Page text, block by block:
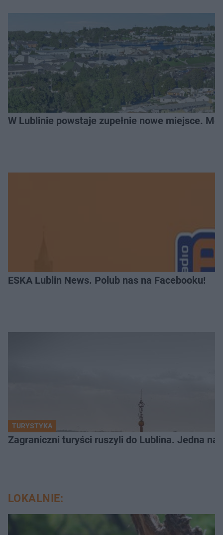
W Lublinie powstaje zupełnie nowe miejsce.
ESKA Lublin News. Polub nas na Facebooku!
TURYSTYKA
Zagraniczni turyści ruszyli do Lublina. Jedna
LOKALNIE: